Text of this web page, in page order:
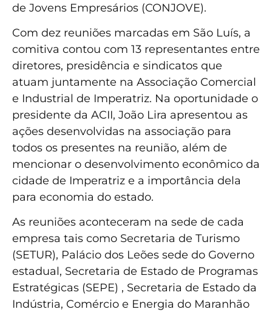
de Jovens Empresários (CONJOVE).
Com dez reuniões marcadas em São Luís, a
comitiva contou com 13 representantes entre
diretores, presidência e sindicatos que
atuam juntamente na Associação Comercial
e Industrial de Imperatriz. Na oportunidade o
presidente da ACII, João Lira apresentou as
ações desenvolvidas na associação para
todos os presentes na reunião, além de
mencionar o desenvolvimento econômico da
cidade de Imperatriz e a importância dela
para economia do estado.
As reuniões aconteceram na sede de cada
empresa tais como Secretaria de Turismo
(SETUR), Palácio dos Leões sede do Governo
estadual, Secretaria de Estado de Programas
Estratégicas (SEPE) , Secretaria de Estado da
Indústria, Comércio e Energia do Maranhão